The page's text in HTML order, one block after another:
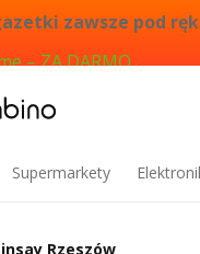
zawsze pod
– ZA DARMO
Supermarkety
Rzeszów